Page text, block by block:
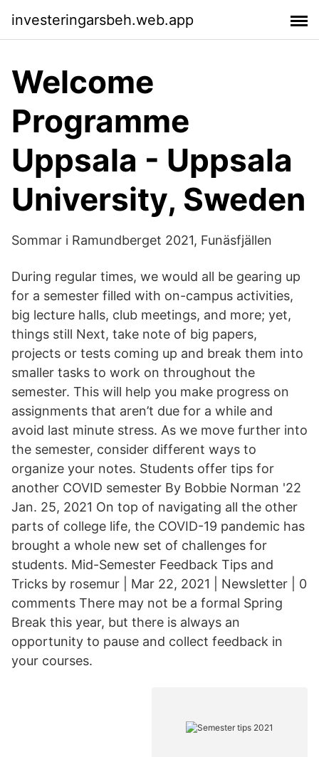
investeringarsbeh.web.app
Welcome
Programme
Uppsala - Uppsala
University, Sweden
Sommar i Ramundberget 2021, Funäsfjällen
During regular times, we would all be gearing up
for a semester filled with on-campus activities,
big lecture halls, club meetings, and more; yet,
things still Next, take note of big papers,
projects or tests coming up and break them into
smaller tasks to work on throughout the
semester. This will help you make progress on
assignments that aren’t due for a while and
avoid last minute stress. As we move further into
the semester, consider different ways to
organize your notes. Students offer tips for
another COVID semester By Bobbie Norman '22
Jan. 25, 2021 On top of navigating all the other
parts of college life, the COVID-19 pandemic has
brought a whole new set of challenges for
students. Mid-Semester Feedback Tips and
Tricks by rosemur | Mar 22, 2021 | Newsletter | 0
comments There may not be a formal Spring
Break this year, but there is always an
opportunity to pause and collect feedback in
your courses.